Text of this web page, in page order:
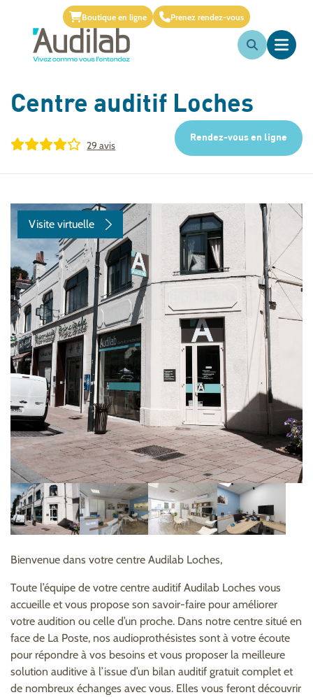
Boutique en ligne Prenez rendez-vous
Centre auditif Loches
29 avis
Rendez-vous en ligne
Visite virtuelle
Bienvenue dans votre centre Audilab Loches,
Toute l’équipe de votre centre auditif Audilab Loches vous
accueille et vous propose son savoir-faire pour améliorer
votre audition ou celle d’un proche. Dans notre centre situé en
face de La Poste, nos audioprothésistes sont à votre écoute
pour répondre à vos besoins et vous proposer la meilleure
solution auditive à l’issue d’un bilan auditif gratuit complet et
de nombreux échanges avec vous. Elles vous feront découvrir